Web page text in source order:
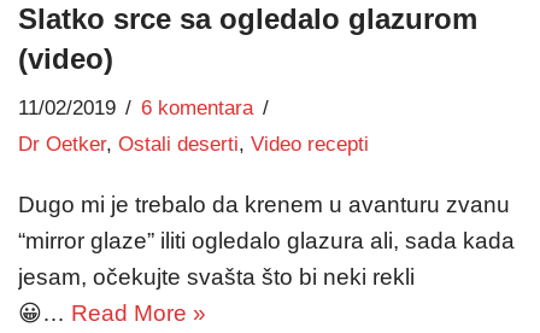
Slatko srce sa ogledalo glazurom
(video)
11/02/2019
6 komentara
Dr Oetker, Ostali deserti, Video recepti
Dugo mi je trebalo da krenem u avanturu zvanu
“mirror glaze” iliti ogledalo glazura ali, sada kada
jesam, očekujte svašta što bi neki rekli
😀… Read More »